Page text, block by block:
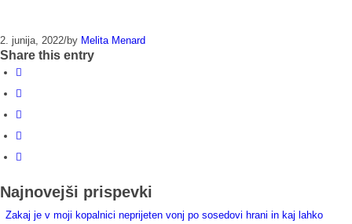
2. junija, 2022/by Melita Menard
Share this entry
Najnovejši prispevki
Zakaj je v moji kopalnici neprijeten vonj po sosedovi hrani in kaj lahko